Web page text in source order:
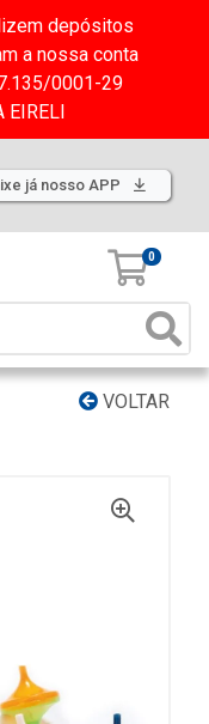
depósitos
a nossa conta
0001-29
EIRELI
já nosso APP
0
VOLTAR